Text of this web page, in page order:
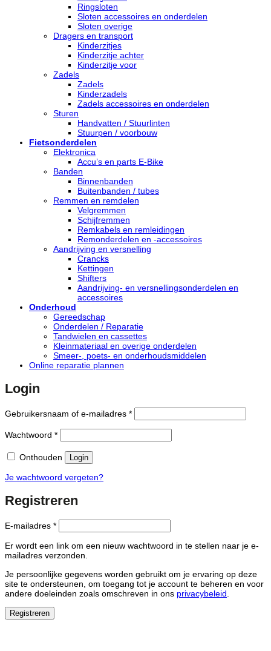
Ringsloten
Sloten accessoires en onderdelen
Sloten overige
Dragers en transport
Kinderzitjes
Kinderzitje achter
Kinderzitje voor
Zadels
Zadels
Kinderzadels
Zadels accessoires en onderdelen
Sturen
Handvatten / Stuurlinten
Stuurpen / voorbouw
Fietsonderdelen
Elektronica
Accu’s en parts E-Bike
Banden
Binnenbanden
Buitenbanden / tubes
Remmen en remdelen
Velgremmen
Schijfremmen
Remkabels en remleidingen
Remonderdelen en -accessoires
Aandrijving en versnelling
Crancks
Kettingen
Shifters
Aandrijving- en versnellingsonderdelen en
accessoires
Onderhoud
Gereedschap
Onderdelen / Reparatie
Tandwielen en cassettes
Kleinmateriaal en overige onderdelen
Smeer-, poets- en onderhoudsmiddelen
Online reparatie plannen
Login
Gebruikersnaam of e-mailadres *Vereist
Wachtwoord *Vereist
Onthouden Login
Je wachtwoord vergeten?
Registreren
E-mailadres *Vereist
Er wordt een link om een nieuw wachtwoord in te stellen naar je e-
mailadres verzonden.
Je persoonlijke gegevens worden gebruikt om je ervaring op deze
site te ondersteunen, om toegang tot je account te beheren en voor
andere doeleinden zoals omschreven in ons privacybeleid
Registreren